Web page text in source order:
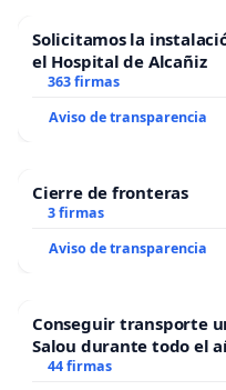
Solicitamos la
el Hospital de Alcañiz
363 firmas
Aviso de transparencia
Cierre de fronteras
3 firmas
Aviso de transparencia
Conseguir transporte
Salou durante todo el
44 firmas